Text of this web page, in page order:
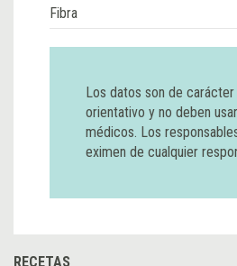
Fibra
Los datos son de
orientativo y no deben
médicos. Los
eximen de cualquier
RECETAS